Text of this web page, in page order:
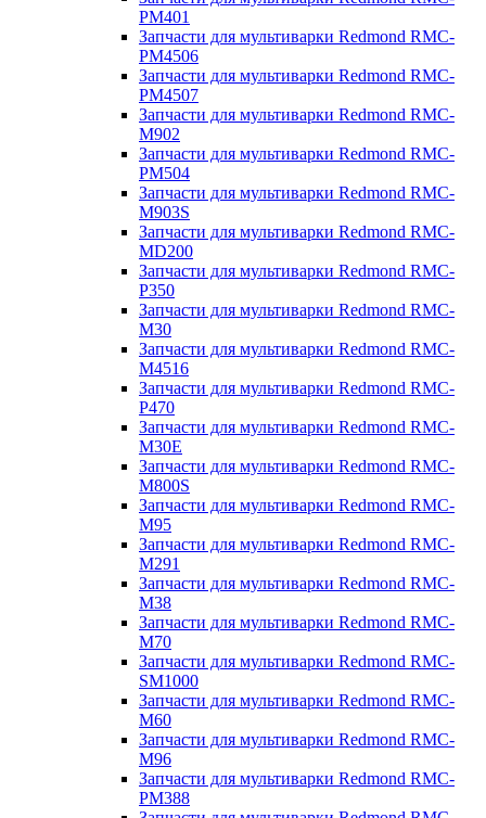
PM401
Запчасти для мультиварки Redmond RMC-
PM4506
Запчасти для мультиварки Redmond RMC-
PM4507
Запчасти для мультиварки Redmond RMC-
M902
Запчасти для мультиварки Redmond RMC-
PM504
Запчасти для мультиварки Redmond RMC-
M903S
Запчасти для мультиварки Redmond RMC-
MD200
Запчасти для мультиварки Redmond RMC-
P350
Запчасти для мультиварки Redmond RMC-
M30
Запчасти для мультиварки Redmond RMC-
M4516
Запчасти для мультиварки Redmond RMC-
P470
Запчасти для мультиварки Redmond RMC-
M30E
Запчасти для мультиварки Redmond RMC-
M800S
Запчасти для мультиварки Redmond RMC-
M95
Запчасти для мультиварки Redmond RMC-
M291
Запчасти для мультиварки Redmond RMC-
M38
Запчасти для мультиварки Redmond RMC-
M70
Запчасти для мультиварки Redmond RMC-
SM1000
Запчасти для мультиварки Redmond RMC-
M60
Запчасти для мультиварки Redmond RMC-
M96
Запчасти для мультиварки Redmond RMC-
PM388